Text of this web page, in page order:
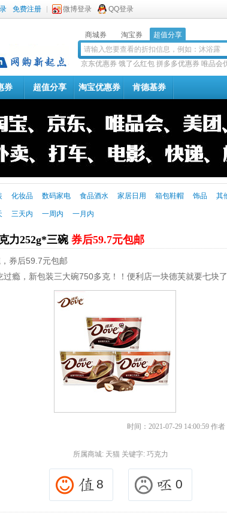
免费注册 微博登录 QQ登录
商城券 淘宝券 超值分享
京东优惠券 饿了么红包 拼多多优惠券 唯品会
券 超值分享 淘宝优惠券 肯德基券
化妆品 数码家电 食品酒水 家居日用 箱包鞋帽 饰品 其
三天内 一周内 一月内
力252g*三碗 券后59.7元包邮
券后59.7元包邮
瘾，新包装三大碗750多克！！便利店一块德芙就要七块了
时间：2021-07-29 14:00:59 作
所属商城: 天猫关键字: 巧克力
8 0
优惠券+淘宝返利 京东优惠券与京